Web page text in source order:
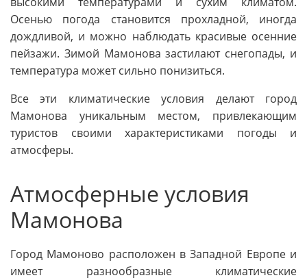
Осенью погода становится прохладной, иногда
дождливой, и можно наблюдать красивые осенние
пейзажи. Зимой Мамонова застилают снегопады, и
температура может сильно понизиться.
Все эти климатические условия делают город
Мамонова уникальным местом, привлекающим
туристов своими характеристиками погоды и
атмосферы.
Атмосферные условия
Мамонова
Город Мамоново расположен в Западной Европе и
имеет разнообразные климатические